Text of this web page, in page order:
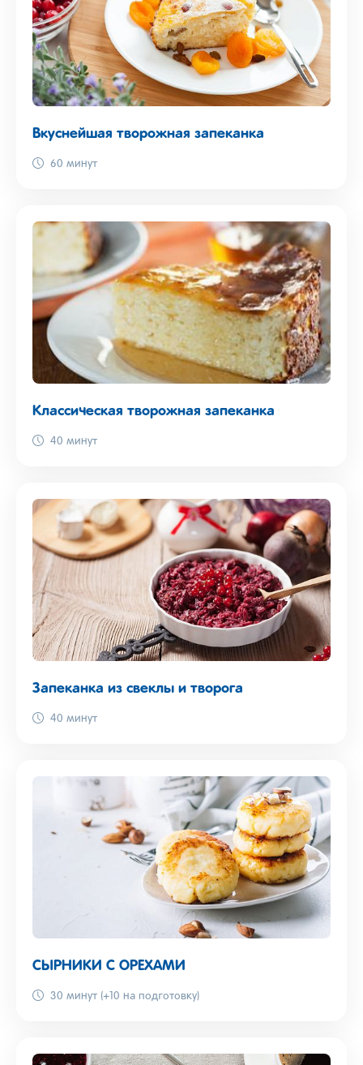
Вкуснейшая творожная запеканка
60 минут
Классическая творожная запеканка
40 минут
Запеканка из свеклы и творога
40 минут
СЫРНИКИ С ОРЕХАМИ
30 минут (+10 на подготовку)